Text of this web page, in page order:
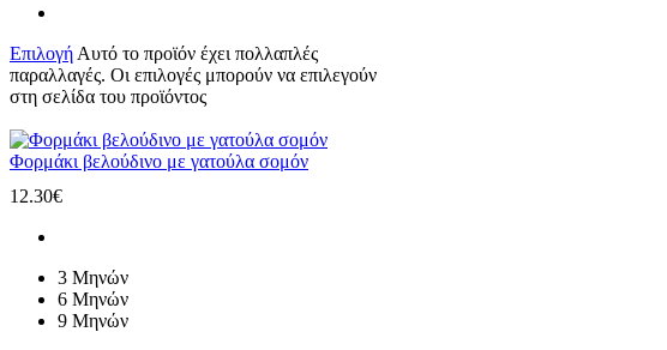
Επιλογή Αυτό το προϊόν έχει πολλαπλές
παραλλαγές. Οι επιλογές μπορούν να επιλεγούν
στη σελίδα του προϊόντος
Φορμάκι βελούδινο με γατούλα σομόν
12.30€
3 Μηνών
6 Μηνών
9 Μηνών